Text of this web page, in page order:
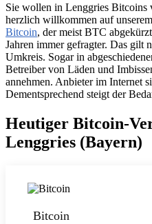
Sie wollen in Lenggries Bitcoins
herzlich willkommen auf
Bitcoin, der meist BTC
Jahren immer gefragter. Das gilt
Umkreis. Sogar in
Betreiber von Läden und
annehmen. Anbieter im Internet
Dementsprechend steigt der
Heutiger Bitcoin-
Lenggries (Bayern)
Bitcoin